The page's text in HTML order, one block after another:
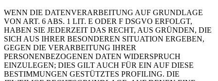
WENN DIE DATENVERARBEITUNG AUF GRUNDLAGE
VON ART. 6 ABS. 1 LIT. E ODER F DSGVO ERFOLGT,
HABEN SIE JEDERZEIT DAS RECHT, AUS GRÜNDEN, DIE
SICH AUS IHRER BESONDEREN SITUATION ERGEBEN,
GEGEN DIE VERARBEITUNG IHRER
PERSONENBEZOGENEN DATEN WIDERSPRUCH
EINZULEGEN; DIES GILT AUCH FÜR EIN AUF DIESE
BESTIMMUNGEN GESTÜTZTES PROFILING. DIE